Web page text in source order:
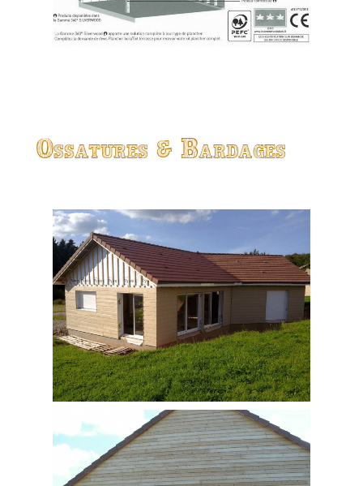
Ossatures & Bardages